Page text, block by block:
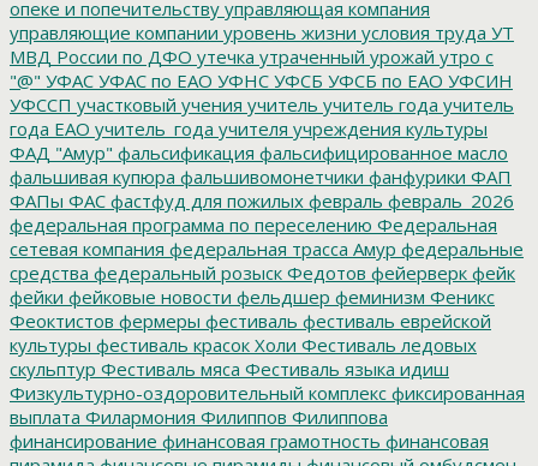
опеке и попечительству управляющая компания
управляющие компании уровень жизни условия труда УТ
МВД России по ДФО утечка утраченный урожай утро с
"@" УФАС УФАС по ЕАО УФНС УФСБ УФСБ по ЕАО УФСИН
УФССП участковый учения учитель учитель года учитель
года ЕАО учитель_года учителя учреждения культуры
ФАД "Амур" фальсификация фальсифицированное масло
фальшивая купюра фальшивомонетчики фанфурики ФАП
ФАПы ФАС фастфуд для пожилых февраль февраль_2026
федеральная программа по переселению Федеральная
сетевая компания федеральная трасса Амур федеральные
средства федеральный розыск Федотов фейерверк фейк
фейки фейковые новости фельдшер феминизм Феникс
Феоктистов фермеры фестиваль фестиваль еврейской
культуры фестиваль красок Холи Фестиваль ледовых
скульптур Фестиваль мяса Фестиваль языка идиш
Физкультурно-оздоровительный комплекс фиксированная
выплата Филармония Филиппов Филиппова
финансирование финансовая грамотность финансовая